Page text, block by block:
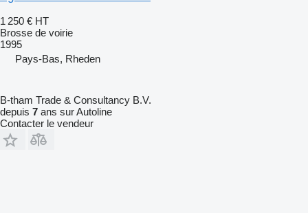
1 250 € HT
Brosse de voirie
1995
Pays-Bas, Rheden
B-tham Trade & Consultancy B.V.
depuis 7 ans sur Autoline
Contacter le vendeur